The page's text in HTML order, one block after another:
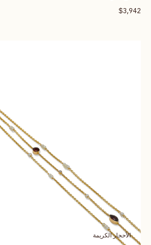
$3,942
الأحجار الكريمة